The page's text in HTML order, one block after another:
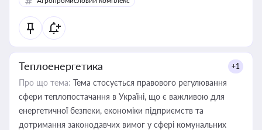
Теплоенергетика +1
Про що тема: Тема стосується правового регулювання
сфери теплопостачання в Україні, що є важливою для
енергетичної безпеки, економіки підприємств та
дотримання законодавчих вимог у сфері комунальних